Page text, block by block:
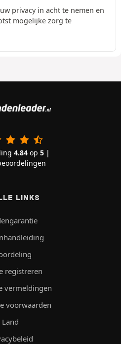
privacy in acht te nemen en
mogelijke zorg te
4.84op 5|
LINKS
registreren
vermeldingen
voorwaarden
Land